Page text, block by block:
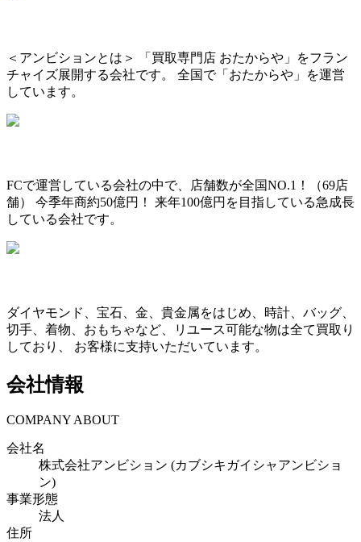
＜アンビションとは＞ 「買取専門店 おたからや」をフラン
チャイズ展開する会社です。 全国で「おたからや」を運営
しています。
FCで運営している会社の中で、店舗数が全国NO.1！（69店
舗） 今季年商約50億円！ 来年100億円を目指している急成長
している会社です。
ダイヤモンド、宝石、金、貴金属をはじめ、時計、バッグ、
切手、着物、おもちゃなど、リユース可能な物は全て買取り
しており、 お客様に支持いただいています。
会社情報
COMPANY ABOUT
会社名
株式会社アンビション (カブシキガイシャアンビショ
ン)
事業形態
法人
住所